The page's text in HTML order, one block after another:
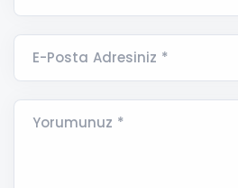
E-Posta Adresiniz *
Yorumunuz *